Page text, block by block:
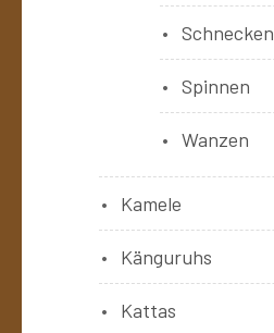
Schnecken
Spinnen
Wanzen
Kamele
Känguruhs
Kattas